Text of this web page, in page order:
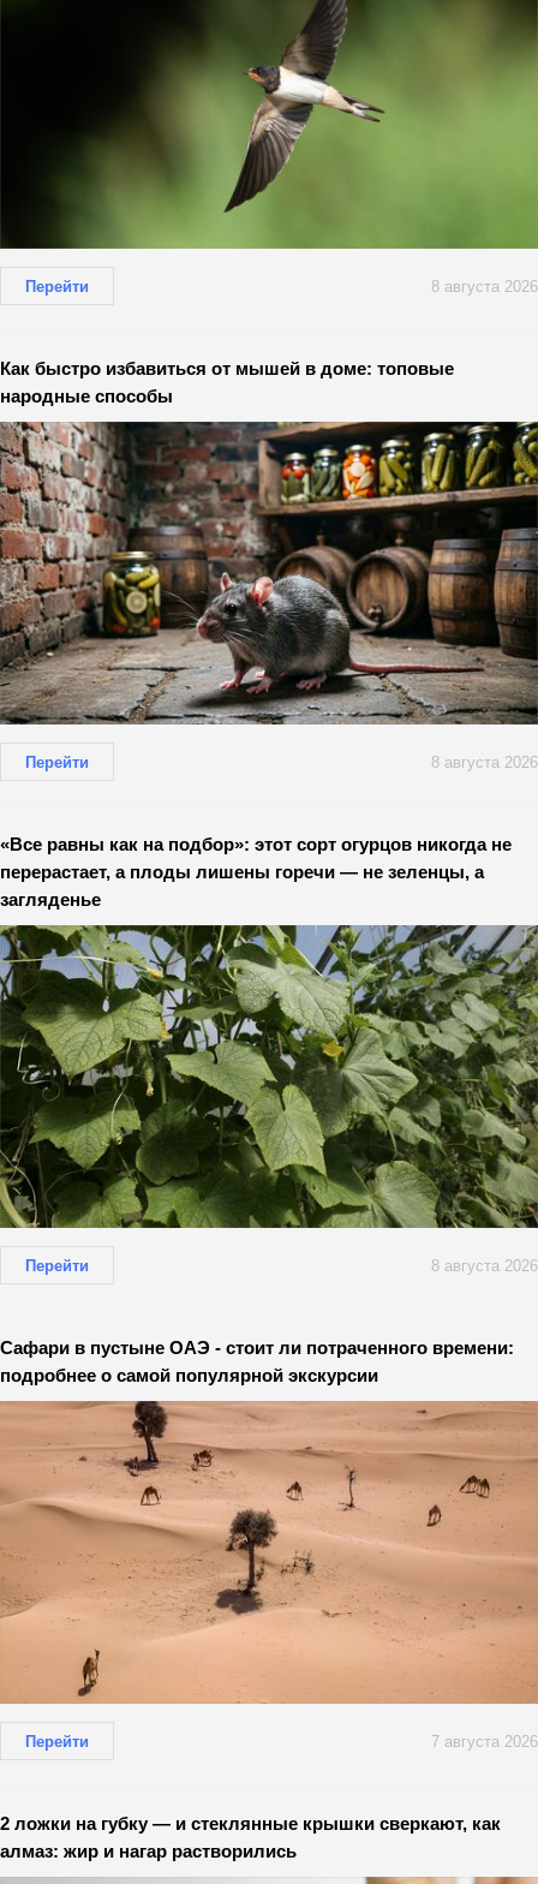
Перейти 8 августа 2026
Как быстро избавиться от мышей в доме: топовые
народные способы
Перейти 8 августа 2026
«Все равны как на подбор»: этот сорт огурцов никогда не
перерастает, а плоды лишены горечи — не зеленцы, а
загляденье
Перейти 8 августа 2026
Сафари в пустыне ОАЭ - стоит ли потраченного времени:
подробнее о самой популярной экскурсии
Перейти 7 августа 2026
2 ложки на губку — и стеклянные крышки сверкают, как
алмаз: жир и нагар растворились